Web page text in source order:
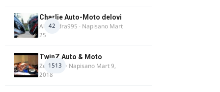
42
Charlie Auto-Moto delovi
Alexandra995 · Napisano Mart
25
1513
TwinZ Auto & Moto
Zeljkamp · Napisano Mart 9,
2018